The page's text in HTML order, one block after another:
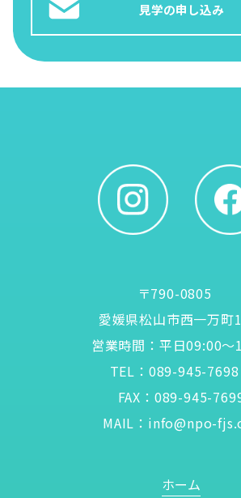
見学の申し込み
〒790-0805
愛媛県松山市西一万町
営業時間：平日09:00〜
TEL： 089-945-7698
FAX：089-945-
MAIL： info@npo-
ホーム